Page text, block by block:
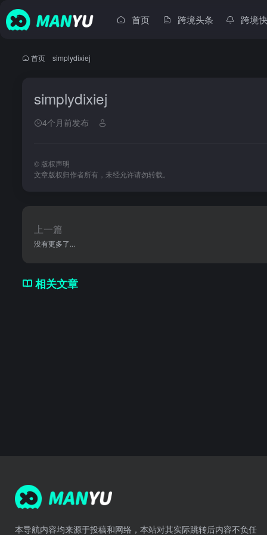
首页 跨境头条 跨境
首页 simplydixiej
simplydixiej
4个月前发布
© 版权声明
文章版权归作者所有，未经允许请勿转载。
上一篇
没有更多了...
相关文章
本导航内容均来源于投稿和网络，本站对其实际跳转后内容不负任